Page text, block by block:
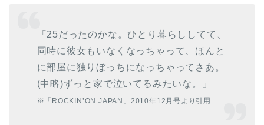
「25だったのかな。ひとり暮らししてて、
同時に彼女もいなくなっちゃって、ほんと
に部屋に独りぼっちになっちゃってさあ。
(中略)ずっと家で泣いてるみたいな。」
※「ROCKIN’ON JAPAN」2010年12月号より引用